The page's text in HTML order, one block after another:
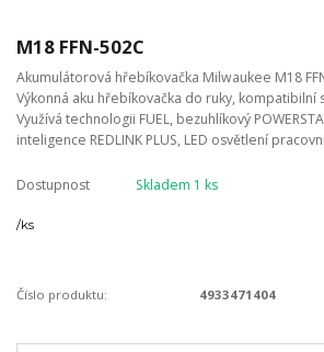
M18 FFN-502C
Akumulátorová hřebíkovačka Milwaukee M18
Výkonná aku hřebíkovačka do ruky, kompatibilní
Využívá technologii FUEL, bezuhlíkový
inteligence REDLINK PLUS, LED osvětlení
Dostupnost Skladem 1 ks
/ks
Číslo produktu: 4933471404